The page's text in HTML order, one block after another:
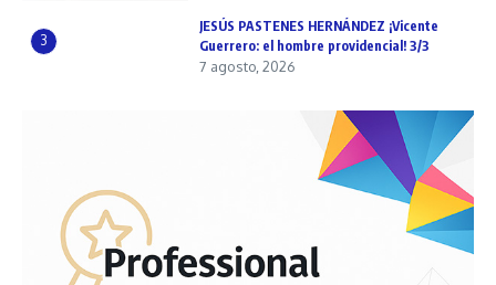
3
JESÚS PASTENES HERNÁNDEZ ¡Vicente
Guerrero: el hombre providencial! 3/3
7 agosto, 2026